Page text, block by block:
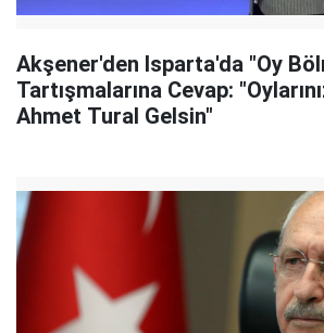
Akşener'den Isparta'da "Oy
Tartışmalarına Cevap:
Ahmet Tural Gelsin"